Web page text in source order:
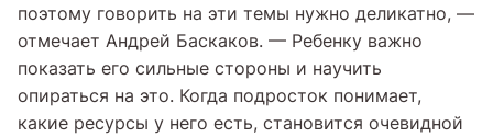
поэтому говорить на эти темы нужно деликатно, —
отмечает Андрей Баскаков. — Ребенку важно
показать его сильные стороны и научить
опираться на это. Когда подросток понимает,
какие ресурсы у него есть, становится очевидной